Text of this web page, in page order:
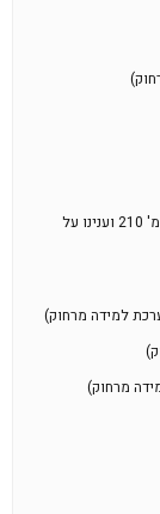
בשיעור שפה היום קראנו את הסיפור "סוכה רחבת ידיים" בעמ' 210 וענינו על